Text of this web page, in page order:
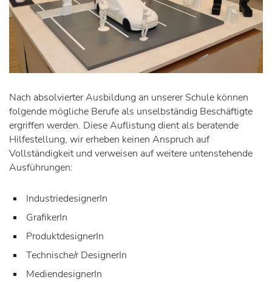
Nach absolvierter Ausbildung an unserer Schule können
folgende mögliche Berufe als unselbständig Beschäftigte
ergriffen werden. Diese Auflistung dient als beratende
Hilfestellung, wir erheben keinen Anspruch auf
Vollständigkeit und verweisen auf weitere untenstehende
Ausführungen:
IndustriedesignerIn
GrafikerIn
ProduktdesignerIn
Technische/r DesignerIn
MediendesignerIn